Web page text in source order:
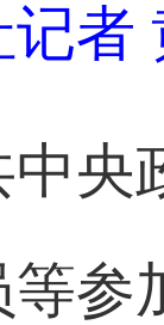
者
央
参